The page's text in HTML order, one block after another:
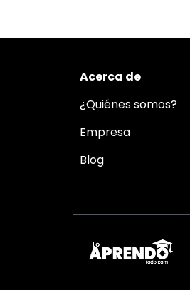
Acerca de
¿Quiénes somos?
Empresa
Blog